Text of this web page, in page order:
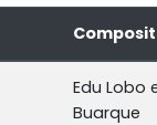
Edu Lobo
Buarque